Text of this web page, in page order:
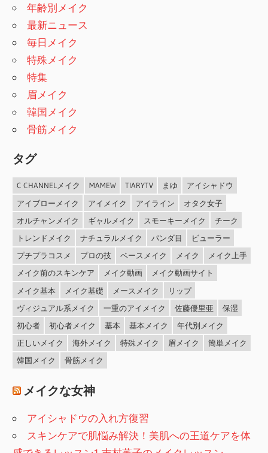
年齢別メイク
最新ニュース
毎日メイク
特殊メイク
特集
眉メイク
韓国メイク
骨筋メイク
タグ
C CHANNELメイク MAMEW TIARYTV まゆ
アイシャドウ
アイブローメイク
アイメイク アイライン
オタク女子
オルチャンメイク
ギャルメイク スモーキーメイク
チーク
トレンドメイク
ナチュラルメイク パンダ目
ビューラー
プチプラコスメ
プロの技 ベースメイク メイク
メイク上手
メイク前のスキンケア
メイク動画
メイク動画サイト
メイク基本
メイク基礎 メースメイク
リップ
ヴィジュアル系メイク
一重のアイメイク 佐藤優里亜
保湿
初心者
初心者メイク 基本 基本メイク
年代別メイク
正しいメイク
海外メイク 特殊メイク 眉メイク
簡単メイク
韓国メイク
骨筋メイク
メイクな女神
アイシャドウの入れ方復習
スキンケアで肌悩み解決！美肌への王道ケアを体